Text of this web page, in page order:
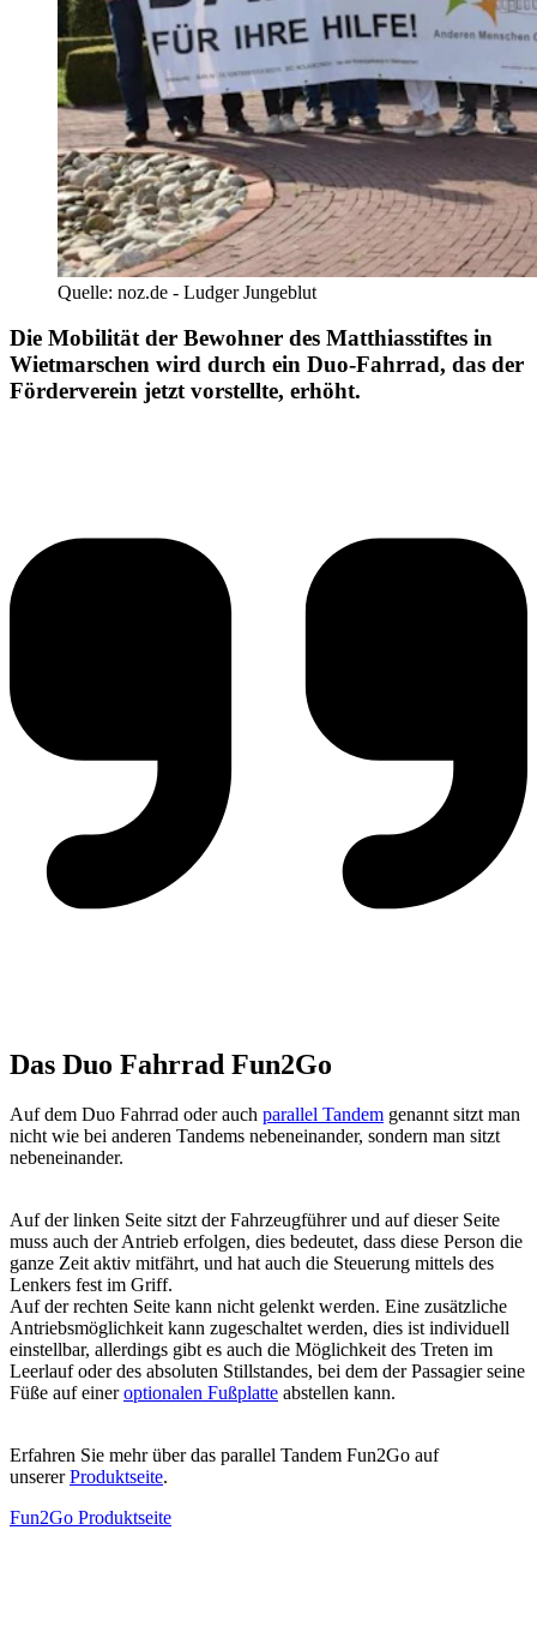
Quelle: noz.de - Ludger Jungeblut
Die Mobilität der Bewohner des Matthiasstiftes in
Wietmarschen wird durch ein Duo-Fahrrad, das der
Förderverein jetzt vorstellte, erhöht.
Das Duo Fahrrad Fun2Go
Auf dem Duo Fahrrad oder auch parallel Tandem genannt sitzt man
nicht wie bei anderen Tandems nebeneinander, sondern man sitzt
nebeneinander.
Auf der linken Seite sitzt der Fahrzeugführer und auf dieser Seite
muss auch der Antrieb erfolgen, dies bedeutet, dass diese Person die
ganze Zeit aktiv mitfährt, und hat auch die Steuerung mittels des
Lenkers fest im Griff.
Auf der rechten Seite kann nicht gelenkt werden. Eine zusätzliche
Antriebsmöglichkeit kann zugeschaltet werden, dies ist individuell
einstellbar, allerdings gibt es auch die Möglichkeit des Treten im
Leerlauf oder des absoluten Stillstandes, bei dem der Passagier seine
Füße auf eineroptionalen Fußplatte abstellen kann.
Erfahren Sie mehr über das parallel Tandem Fun2Go auf
unsererProduktseite.
Fun2Go Produktseite